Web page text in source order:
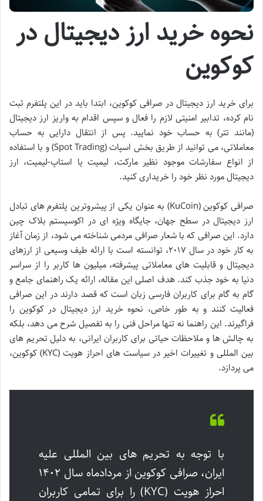
نحوه خرید ارز دیجیتال در
کوکوین
برای خرید ارز دیجیتال در صرافی کوکوین، ابتدا باید در این پلتفرم ثبت
نام کرده، تدابیر امنیتی لازم را فعال و سپس اقدام به واریز ارز دیجیتال
(مانند تتر) به حساب خود نمایید. پس از انتقال دارایی به حساب
معاملاتی، می توانید از طریق بخش اسپات (Spot Trading) و با استفاده
از انواع سفارشات موجود نظیر مارکت، لیمیت یا استاپ-لیمیت، ارز
دیجیتال مورد نظر خود را خریداری کنید.
صرافی کوکوین (KuCoin) به عنوان یکی از پیشروترین پلتفرم های تبادل
ارز دیجیتال در سطح جهان، جایگاه ویژه ای در اکوسیستم بلاک چین
دارد. این صرافی که با شعار صرافی مردمی شناخته می شود، از زمان آغاز
به کار خود در سال ۲۰۱۷، توانسته است با ارائه طیف وسیعی از ارزهای
دیجیتال و قابلیت های معاملاتی پیشرفته، میلیون ها کاربر را از سراسر
دنیا به خود جذب کند. هدف اصلی این مقاله، ارائه یک راهنمای جامع و
گام به گام برای کاربران فارسی زبان است که قصد دارند در این صرافی
فعالیت کنند و به طور خاص، نحوه خرید ارز دیجیتال در کوکوین را
فراگیرند. این راهنما نه تنها مراحل فنی را به تفصیل شرح می دهد، بلکه
به چالش ها و ملاحظات حیاتی برای کاربران ایرانی، به دلیل تحریم های
بین المللی و تغییرات اخیر در سیاست های احراز هویت (KYC) کوکوین،
می پردازد.
با توجه به تحریم های بین المللی علیه
ایران، صرافی کوکوین از مردادماه سال ۱۴۰۲
احراز هویت (KYC) را برای تمامی کاربران